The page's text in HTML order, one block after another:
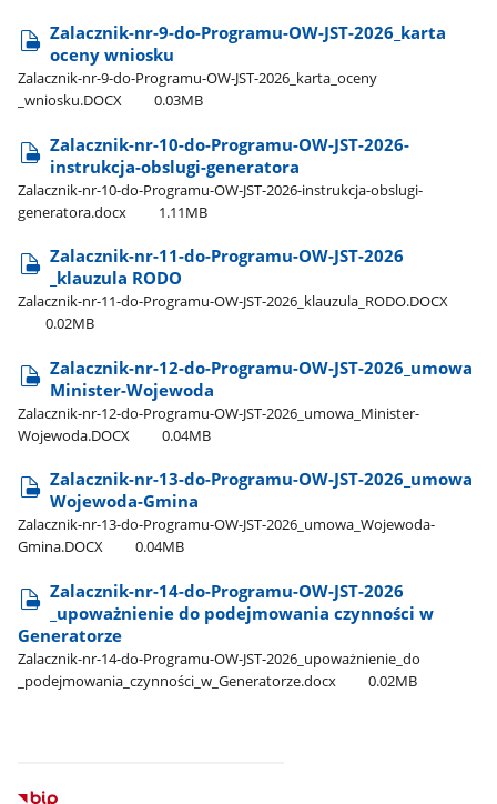
Zalacznik-nr-9-do-Programu-OW-JST-2026​_karta
oceny wniosku
Zalacznik-nr-9-do-Programu-OW-JST-2026​_karta​_oceny​
_wniosku.DOCX
0.03MB
Zalacznik-nr-10-do-Programu-OW-JST-2026-
instrukcja-obslugi-generatora
Zalacznik-nr-10-do-Programu-OW-JST-2026-instrukcja-obslugi-
generatora.docx
1.11MB
Zalacznik-nr-11-do-Programu-OW-JST-2026​
_klauzula RODO
Zalacznik-nr-11-do-Programu-OW-JST-2026​_klauzula​_RODO.DOCX
0.02MB
Zalacznik-nr-12-do-Programu-OW-JST-2026​_umowa
Minister-Wojewoda
Zalacznik-nr-12-do-Programu-OW-JST-2026​_umowa​_Minister-
Wojewoda.DOCX
0.04MB
Zalacznik-nr-13-do-Programu-OW-JST-2026​_umowa
Wojewoda-Gmina
Zalacznik-nr-13-do-Programu-OW-JST-2026​_umowa​_Wojewoda-
Gmina.DOCX
0.04MB
Zalacznik-nr-14-do-Programu-OW-JST-2026​
_upoważnienie do podejmowania czynności w
Generatorze
Zalacznik-nr-14-do-Programu-OW-JST-2026​_upoważnienie​_do​
_podejmowania​_czynności​_w​_Generatorze.docx
0.02MB